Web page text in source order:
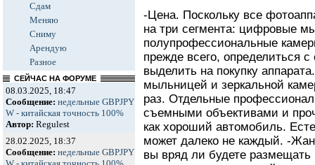
Сдам
Меняю
Сниму
Арендую
Разное
СЕЙЧАС НА ФОРУМЕ
08.03.2025, 18:47
Сообщение: недельные GBPJPY
W - китайская точность 100%
Автор: Regulest
28.02.2025, 18:37
Сообщение: недельные GBPJPY
-Цена. Поскольку все
на три сегмента: цифровые
полупрофессиональные
прежде всего, определиться
выделить на покупку
мыльницей и зеркальной
раз. Отдельные
съемными объективами и
как хороший автомобиль.
может далеко не каждый. -
вы вряд ли будете размещать